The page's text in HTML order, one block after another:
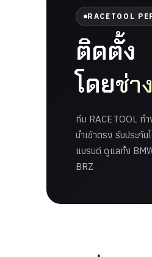
RACETOOL
ติดตั้ง
โดยช่า
ทีม RACETOOL ท
นำเข้าตรง รับประกั
แบรนด์ ดูแลทั้ง
BRZ